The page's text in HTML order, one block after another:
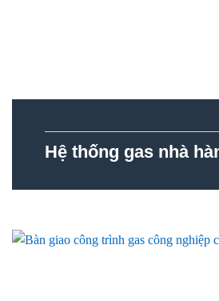
Hệ thống gas nhà